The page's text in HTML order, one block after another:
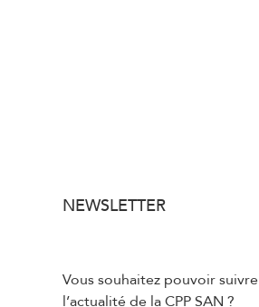
NEWSLETTER
Vous souhaitez pouvoir suivre
l’actualité de la CPP SAN ?